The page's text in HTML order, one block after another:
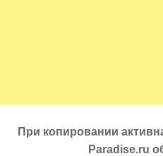
При копировании
Paradise.ru